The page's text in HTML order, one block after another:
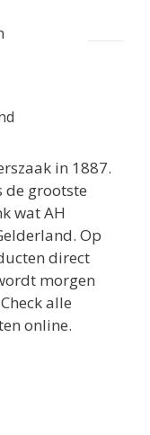
in 1887.
de grootste
wat AH
Op
direct
morgen
alle
online.